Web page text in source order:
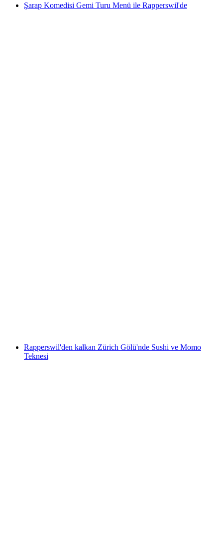
Şarap Komedisi Gemi Turu Menü ile Rapperswil'de
Rapperswil'den kalkan Zürich Gölü'nde Sushi ve Momo
Teknesi